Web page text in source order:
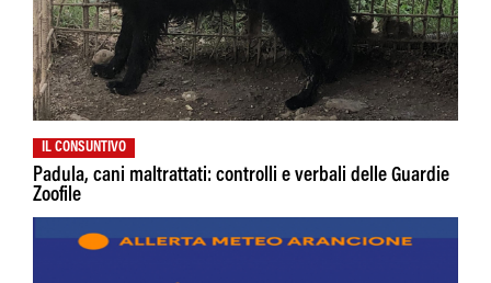
IL CONSUNTIVO
Padula, cani maltrattati: controlli e verbali delle Guardie
Zoofile